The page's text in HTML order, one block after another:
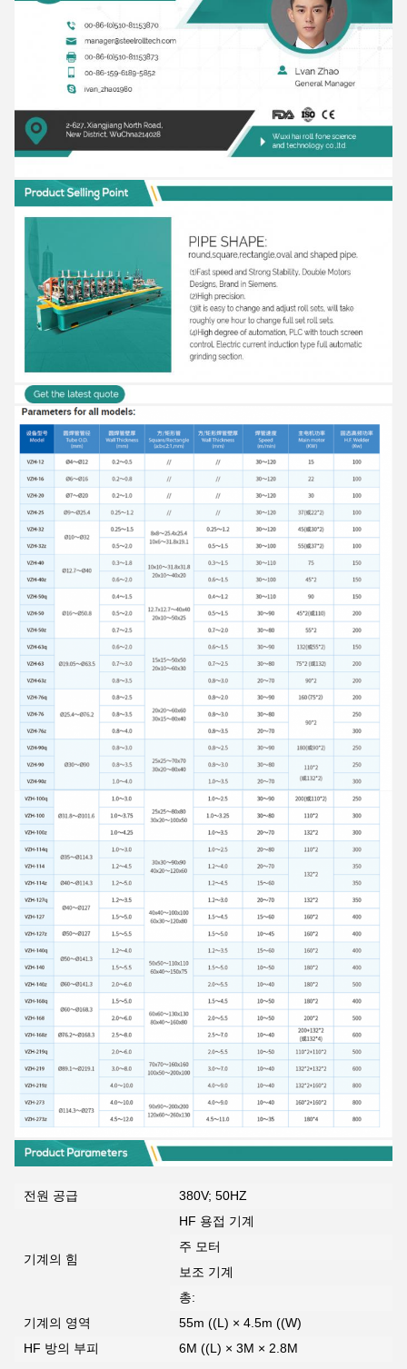
전원 공급 380V; 50HZ
기계의 힘
HF 용접 기계
주 모터
보조 기계
총:
기계의 영역
55m ((L) × 4.5m ((W)
HF 방의 부피
6M ((L) × 3M × 2.8M